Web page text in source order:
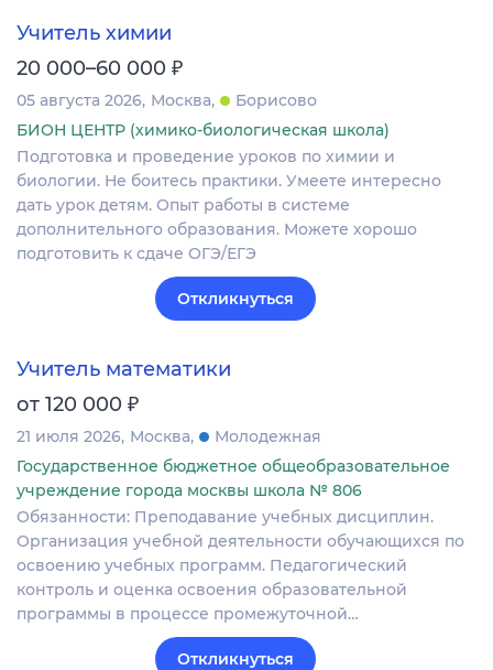
Учитель химии
20 000–60 000 ₽
05 августа 2026 Москва
Борисово
БИОН ЦЕНТР (химико-биологическая школа)
Подготовка и проведение уроков по химии и
биологии. Не боитесь практики. Умеете интересно
дать урок детям. Опыт работы в системе
дополнительного образования. Можете хорошо
подготовить к сдаче ОГЭ/ЕГЭ
Откликнуться
Учитель математики
от 120 000 ₽
21 июля 2026 Москва
Молодежная
Государственное бюджетное общеобразовательное
учреждение города москвы школа № 806
Обязанности: Преподавание учебных дисциплин.
Организация учебной деятельности обучающихся по
освоению учебных программ. Педагогический
контроль и оценка освоения образовательной
программы в процессе промежуточной…
Откликнуться